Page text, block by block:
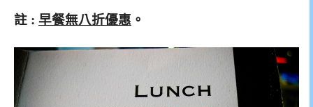
註 : 早餐無八折優惠 。